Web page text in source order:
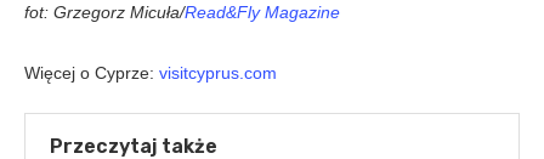
fot: Grzegorz Micuła/Read&Fly Magazine
Więcej o Cyprze: visitcyprus.com
Przeczytaj także